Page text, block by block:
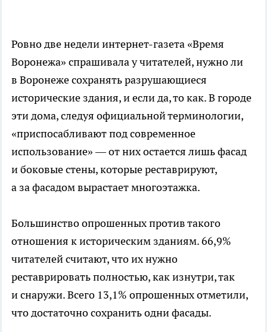
Ровно две неделиинтернет-газета «Время
Воронежа» спрашивала у читателей, нужно ли
в Воронеже сохранять разрушающиеся
исторические здания, и если да, то как. В городе
эти дома, следуя официальной терминологии,
«приспосабливают под современное
использование» — от них остается лишь фасад
и боковые стены, которые реставрируют,
а за фасадом вырастает многоэтажка.
Большинство опрошенных против такого
отношения к историческим зданиям. 66,9%
читателей считают, что их нужно
реставрировать полностью, как изнутри, так
и снаружи. Всего 13,1% опрошенных отметили,
что достаточно сохранить одни фасады.